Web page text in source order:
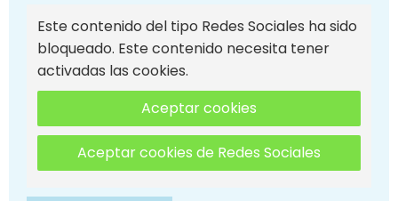
Este contenido del tipo Redes Sociales ha sido
bloqueado. Este contenido necesita tener
activadas las cookies.
Aceptar cookies
Aceptar cookies de Redes Sociales